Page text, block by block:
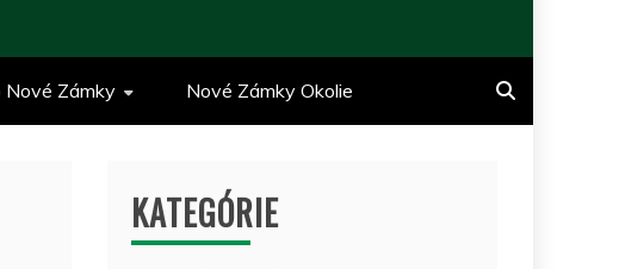
Nové Zámky Nové Zámky Okolie
KATEGÓRIE